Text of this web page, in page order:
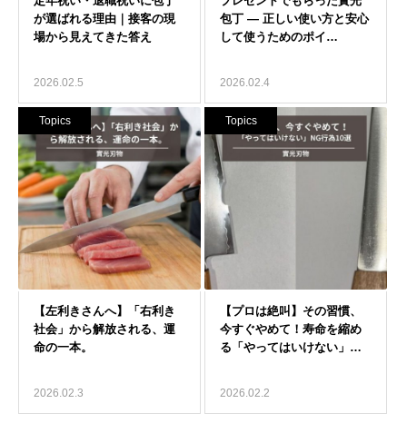
2026.02.5 2026.02.4
Topics
2026.02.3
Topics
2026.02.2